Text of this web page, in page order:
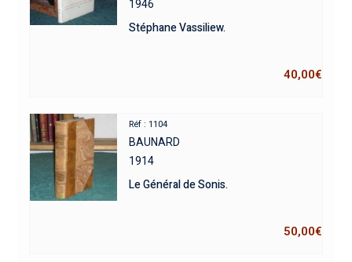
1946
Stéphane Vassiliew.
40,00€
Réf : 1104
BAUNARD
1914
Le Général de Sonis.
50,00€